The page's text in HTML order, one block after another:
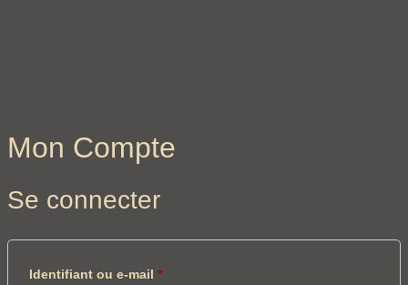
Mon Compte
Se connecter
Identifiant ou e-mail *